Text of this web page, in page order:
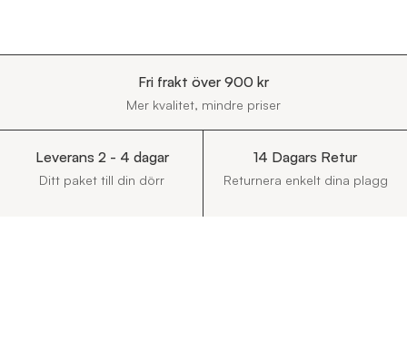
Fri frakt över 900 kr
Mer kvalitet, mindre priser
Leverans 2 - 4 dagar
Ditt paket till din dörr
14 Dagars Retur
Returnera enkelt dina plagg